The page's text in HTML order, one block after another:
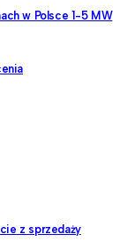
w Polsce 1-5 MW
z sprzedaży